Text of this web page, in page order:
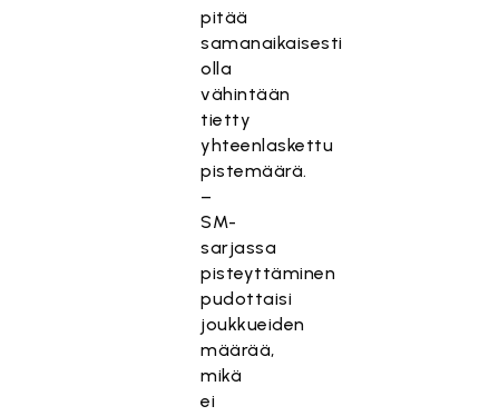
pitää
samanaikaisesti
olla
vähintään
tietty
yhteenlaskettu
pistemäärä.
–
SM-
sarjassa
pisteyttäminen
pudottaisi
joukkueiden
määrää,
mikä
ei